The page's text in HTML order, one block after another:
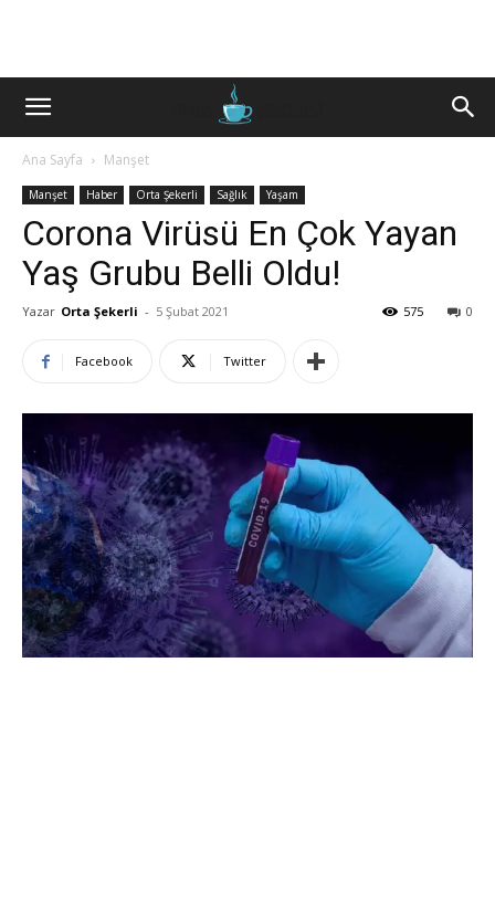
Ana Sayfa Manşet
Manşet Haber Orta Şekerli Sağlık Yaşam
Corona Virüsü En Çok Yayan
Yaş Grubu Belli Oldu!
Yazar Orta Şekerli - 5 Şubat 2021 0
575
Facebook Twitter